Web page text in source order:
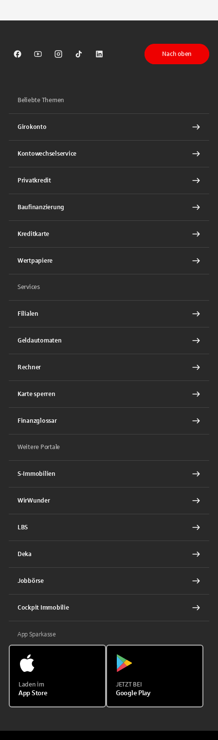
Sparkasse auf Facebook
Sparkasse auf Youtube
Sparkasse auf Instagram
Sparkasse auf TikTok
Sparkasse auf LinkedIn
Nach oben
Beliebte Themen
Girokonto
Kontowechselservice
Privatkredit
Baufinanzierung
Kreditkarte
Wertpapiere
Services
Filialen
Geldautomaten
Rechner
Karte sperren
Finanzglossar
Weitere Portale
S-Immobilien
WirWunder
LBS
Deka
Jobbörse
Cockpit Immobilie
App Sparkasse
Laden im
App Store
JETZT BEI
Google Play